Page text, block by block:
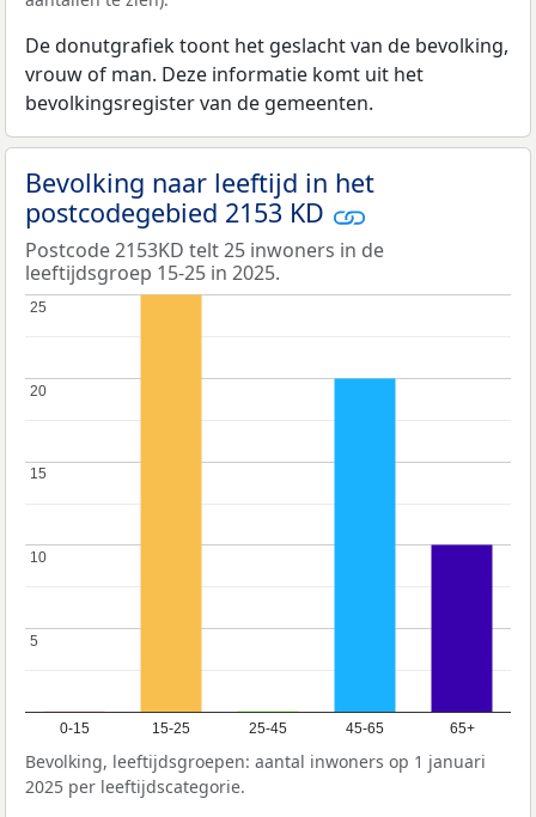
De donutgrafiek toont het geslacht van de bevolking,
vrouw of man. Deze informatie komt uit het
bevolkingsregister van de gemeenten.
Bevolking naar leeftijd in het
postcodegebied 2153 KD
Postcode 2153KD telt 25 inwoners in de
leeftijdsgroep 15-25 in 2025.
0-15 15-25 25-45 45-65 65+
5
5
10
10
15
15
20
20
25
25
Bevolking, leeftijdsgroepen: aantal inwoners op 1 januari
2025 per leeftijdscategorie.